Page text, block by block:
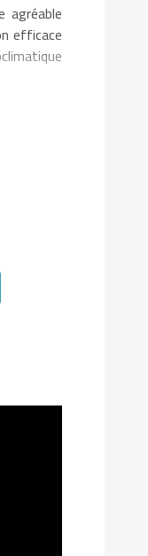
agréable
efficace